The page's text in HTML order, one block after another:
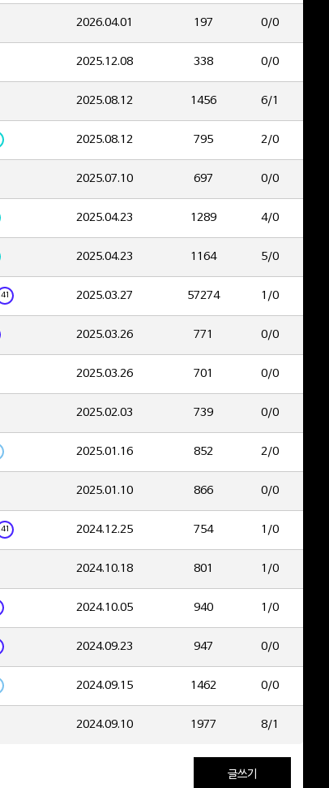
2026.04.01 197 0/0
2025.12.08 338 0/0
2025.08.12 1456 6/1
2025.08.12 795 2/0
2025.07.10 697 0/0
2025.04.23 1289 4/0
2025.04.23 1164 5/0
41 2025.03.27 57274 1/0
2025.03.26 771 0/0
2025.03.26 701 0/0
2025.02.03 739 0/0
2025.01.16 852 2/0
2025.01.10 866 0/0
41 2024.12.25 754 1/0
2024.10.18 801 1/0
2024.10.05 940 1/0
2024.09.23 947 0/0
2024.09.15 1462 0/0
2024.09.10 1977 8/1
글쓰기